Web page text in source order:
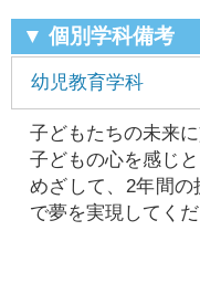
▼ 個別学科備考
幼児教育学科
子どもたちの未来
子どもの心を感じ
めざして、2年間
で夢を実現してくだ